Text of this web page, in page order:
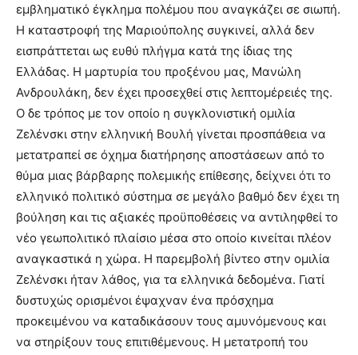
εμβληματικό έγκλημα πολέμου που αναγκάζει σε σιωπή.
Η καταστροφή της Μαριούπολης συγκινεί, αλλά δεν
εισπράττεται ως ευθύ πλήγμα κατά της ίδιας της
Ελλάδας. Η μαρτυρία του προξένου μας, Μανώλη
Ανδρουλάκη, δεν έχει προσεχθεί στις λεπτομέρειές της.
Ο δε τρόπος με τον οποίο η συγκλονιστική ομιλία
Ζελένσκι στην ελληνική Βουλή γίνεται προσπάθεια να
μετατραπεί σε όχημα διατήρησης αποστάσεων από το
θύμα μιας βάρβαρης πολεμικής επίθεσης, δείχνει ότι το
ελληνικό πολιτικό σύστημα σε μεγάλο βαθμό δεν έχει τη
βούληση και τις αξιακές προϋποθέσεις να αντιληφθεί το
νέο γεωπολιτικό πλαίσιο μέσα στο οποίο κινείται πλέον
αναγκαστικά η χώρα. Η παρεμβολή βίντεο στην ομιλία
Ζελένσκι ήταν λάθος, για τα ελληνικά δεδομένα. Γιατί
δυστυχώς ορισμένοι έψαχναν ένα πρόσχημα
προκειμένου να καταδικάσουν τους αμυνόμενους και
να στηρίξουν τους επιτιθέμενους. Η μετατροπή του